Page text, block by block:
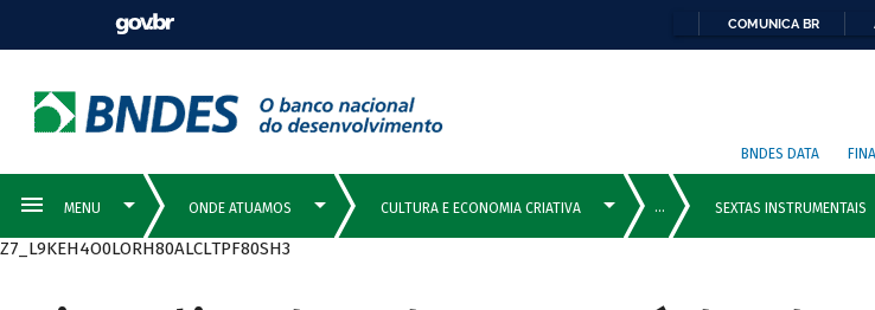
COMUNICA BR
BNDES DATA
Z7_L9KEH4O0LORH80ALCLTPF80SH3